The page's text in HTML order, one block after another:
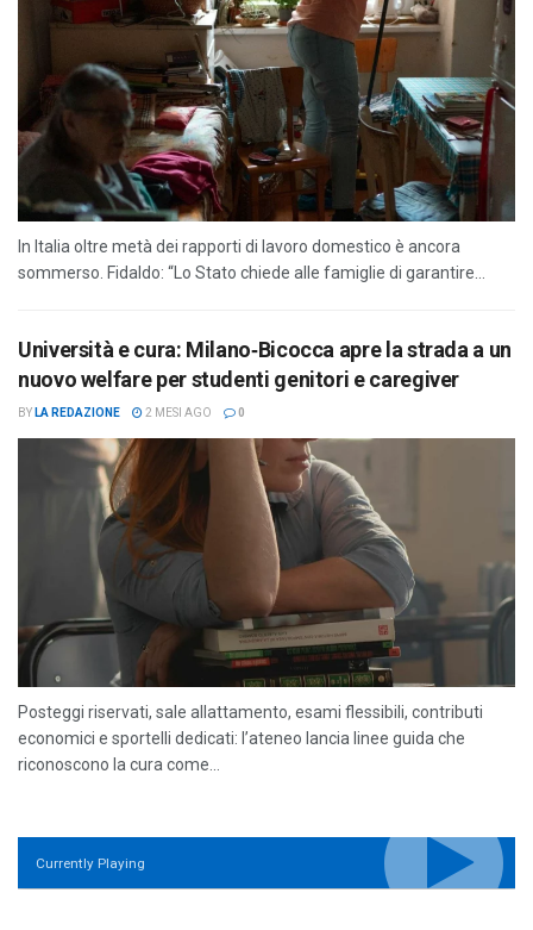
In Italia oltre metà dei rapporti di lavoro domestico è ancora
sommerso. Fidaldo: “Lo Stato chiede alle famiglie di garantire...
Università e cura: Milano‑Bicocca apre la strada a un
nuovo welfare per studenti genitori e caregiver
BY LA REDAZIONE 2 MESI AGO 0
Posteggi riservati, sale allattamento, esami flessibili, contributi
economici e sportelli dedicati: l’ateneo lancia linee guida che
riconoscono la cura come...
Currently Playing